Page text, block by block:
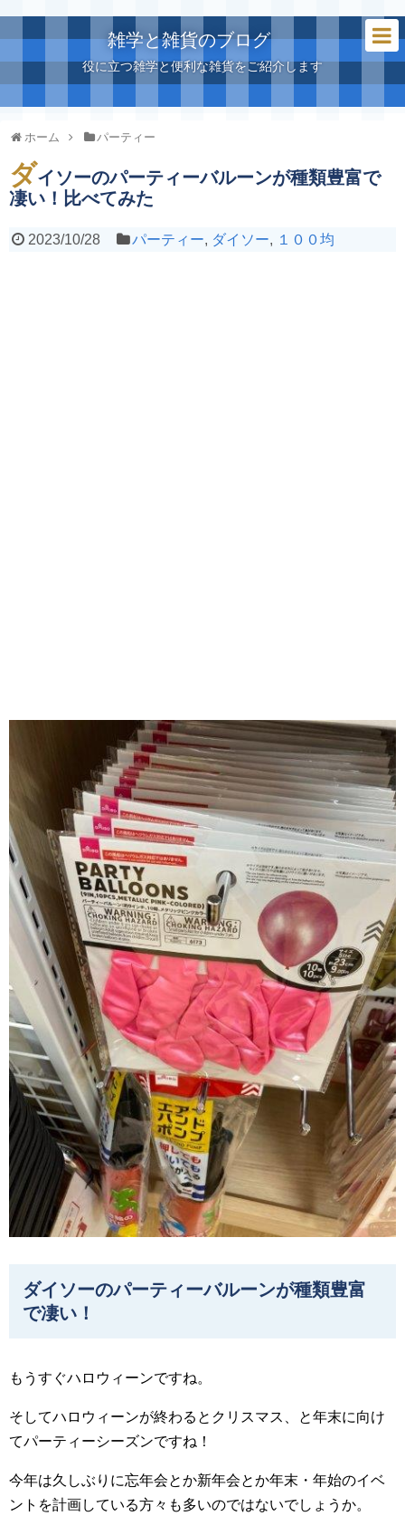
雑学と雑貨のブログ
役に立つ雑学と便利な雑貨をご紹介します
ホーム パーティー
ダイソーのパーティーバルーンが種類豊富で
凄い！比べてみた
2023/10/28 パーティー, ダイソー, １００均
ダイソーのパーティーバルーンが種類豊富
で凄い！
もうすぐハロウィーンですね。
そしてハロウィーンが終わるとクリスマス、と年末に向け
てパーティーシーズンですね！
今年は久しぶりに忘年会とか新年会とか年末・年始のイベ
ントを計画している方々も多いのではないでしょうか。